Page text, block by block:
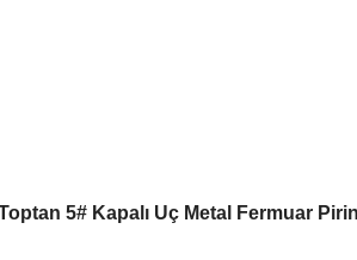
5# Kapalı Uç Metal Fermuar